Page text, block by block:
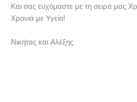
Και σας ευχόμαστε με τη σειρά μας
Χρονιά με Υγεία!
Νικήτας και Αλέξης